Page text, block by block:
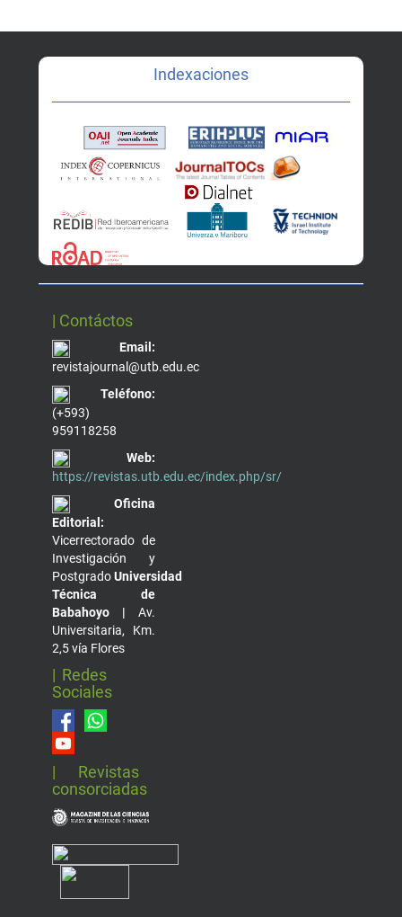
Indexaciones
| Contáctos
Email:
revistajournal@utb.edu.ec
Teléfono:
(+593)
959118258
Web:
https://revistas.utb.edu.ec/index.php/sr/
Oficina
Editorial:
Vicerrectorado de
Investigación y
PostgradoUniversidad
Técnica de
Babahoyo | Av.
Universitaria, Km.
2,5 vía Flores
| Redes
Sociales
| Revistas
consorciadas